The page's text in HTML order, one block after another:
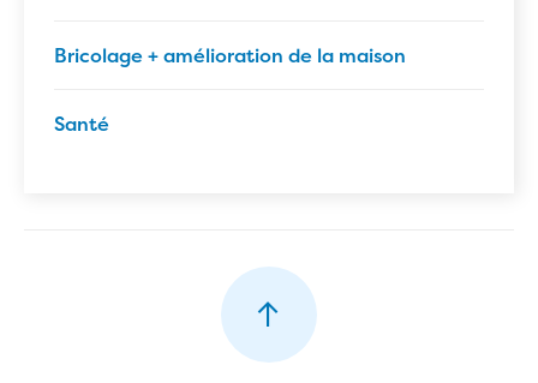
Bricolage + amélioration de la maison
Santé